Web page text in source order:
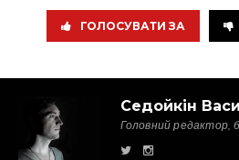
ГОЛОСУВАТИ ЗА
Седойкін
Головний редактор,